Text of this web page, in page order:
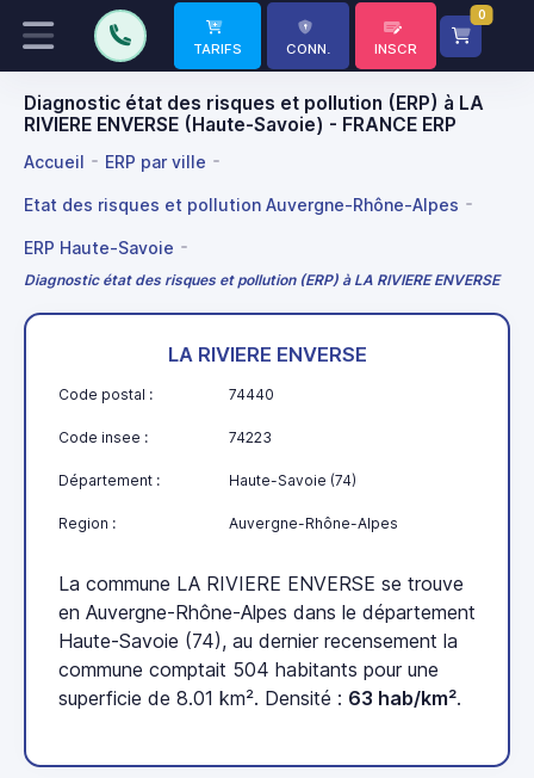
TARIFS CONN. INSCR
0
Diagnostic état des risques et pollution (ERP) à LA
RIVIERE ENVERSE (Haute-Savoie) - FRANCE ERP
Accueil ERP par ville
Etat des risques et pollution Auvergne-Rhône-Alpes
ERP Haute-Savoie
Diagnostic état des risques et pollution (ERP) à LA RIVIERE ENVERSE
LA RIVIERE ENVERSE
Code postal : 74440
Code insee : 74223
Département : Haute-Savoie (74)
Region : Auvergne-Rhône-Alpes
La commune LA RIVIERE ENVERSE se trouve
en Auvergne-Rhône-Alpes dans le département
Haute-Savoie (74), au dernier recensement la
commune comptait 504 habitants pour une
superficie de 8.01 km². Densité : 63 hab/km².